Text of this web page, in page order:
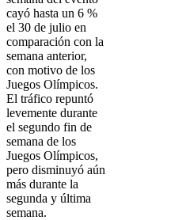
cayó hasta un 6 %
el 30 de julio en
comparación con la
semana anterior,
con motivo de los
Juegos Olímpicos.
El tráfico repuntó
levemente durante
el segundo fin de
semana de los
Juegos Olímpicos,
pero disminuyó aún
más durante la
segunda y última
semana.